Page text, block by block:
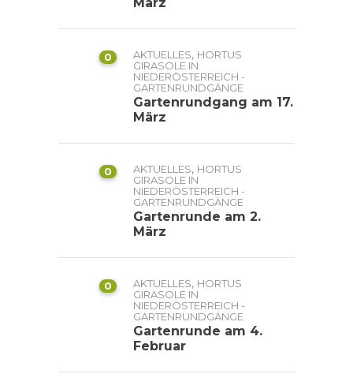
0 AKTUELLES, HORTUS
GIRASOLE IN
NIEDERÖSTERREICH -
GARTENRUNDGÄNGE
Gartenrundgang am 17.
März
0 AKTUELLES, HORTUS
GIRASOLE IN
NIEDERÖSTERREICH -
GARTENRUNDGÄNGE
Gartenrunde am 2.
März
0 AKTUELLES, HORTUS
GIRASOLE IN
NIEDERÖSTERREICH -
GARTENRUNDGÄNGE
Gartenrunde am 4.
Februar